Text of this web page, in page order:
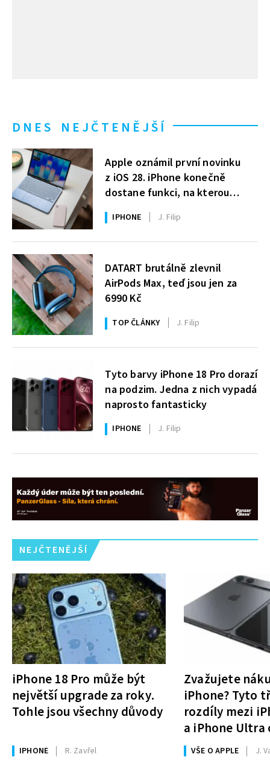
DNES NEJČTENĚJŠÍ
Apple oznámil první novinku
z iOS 28. iPhone konečně
dostane funkci, na kterou
uživatelé Windows čekají roky
IPHONE J. Filip
DATART brutálně zlevnil
AirPods Max, teď jsou jen za
6990 Kč
TOP ČLÁNKY J. Filip
Tyto barvy iPhone 18 Pro dorazí
na podzim. Jedna z nich vypadá
naprosto fantasticky
IPHONE J. Filip
NEJČTENĚJŠÍ
iPhone 18 Pro může být
největší upgrade za roky.
Tohle jsou všechny důvody
IPHONE R. Zavřel
Zvažujete
iPhone? Tyto
rozdíly mezi
a iPhone Ultra
rozhodnutí
VŠE O APPLE J.